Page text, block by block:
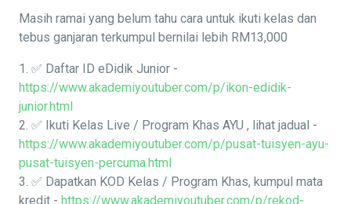
Masih ramai yang belum tahu cara untuk ikuti kelas dan
tebus ganjaran terkumpul bernilai lebih RM13,000
1. ✅ Daftar ID eDidik Junior -
https://www.akademiyoutuber.com/p/ikon-edidik-
junior.html
2. ✅ Ikuti Kelas Live / Program Khas AYU , lihat jadual -
https://www.akademiyoutuber.com/p/pusat-tuisyen-ayu-
pusat-tuisyen-percuma.html
3. ✅ Dapatkan KOD Kelas / Program Khas, kumpul mata
kredit - https://www.akademiyoutuber.com/p/rekod-